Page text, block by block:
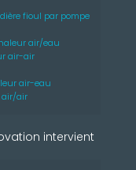
fioul par pompe
air/eau
air-air
air-eau
air/air
intervient